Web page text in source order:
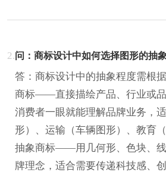
2.问：商标设计中如何选择图形的抽
答：商标设计中的抽象程度需根
商标——直接描绘产品、行业或品
消费者一眼就能理解品牌业务，
形）、运输（车辆图形）、教育
抽象商标——用几何形、色块、
牌理念，适合需要传递科技感、